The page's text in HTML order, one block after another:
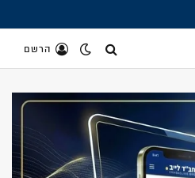
הרשם